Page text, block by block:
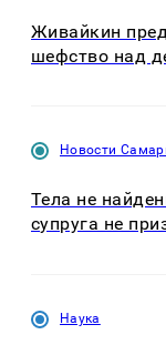
Живайкин
шефство над
Новости
Тела не
супруга не
Наука